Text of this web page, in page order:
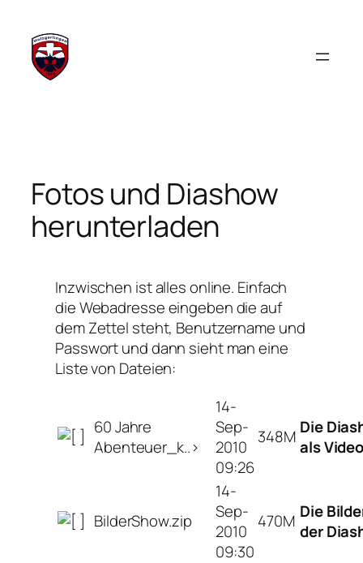
Inhalt
springen
Fotos und Diashow
herunterladen
Inzwischen ist alles online. Einfach
die Webadresse eingeben die auf
dem Zettel steht, Benutzername und
Passwort und dann sieht man eine
Liste von Dateien:
60 Jahre
Abenteuer_k..>
14-
Sep-
2010
09:26
348M Die
als
BilderShow.zip
14-
Sep-
2010
09:30
470M Die
der